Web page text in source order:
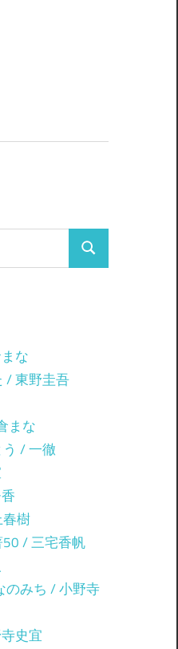
検
な
/ 東野圭吾
まな
/ 一徹
樹
/ 三宅香帆
のみち / 小野寺
史宜